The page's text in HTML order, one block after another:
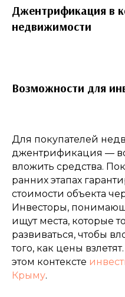
Джентрификация в
недвижимости
Возможности для
Для покупателей
джентрификация —
вложить средства.
ранних этапах
стоимости объекта
Инвесторы,
ищут места, которые
развиваться, чтобы
того, как цены
этом контексте
Крыму.